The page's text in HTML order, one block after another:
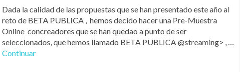
Dada la calidad de las propuestas que se han presentado este año al
reto de BETA PUBLICA , hemos decido hacer una Pre-Muestra
Online concreadores que se han quedao a punto de ser
seleccionados, que hemos llamado BETA PUBLICA @streaming> , …
Continuar